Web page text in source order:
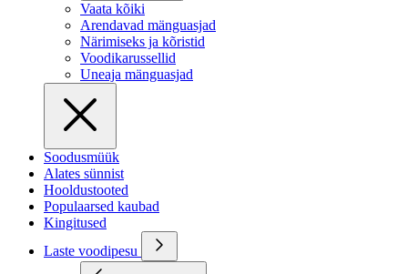
Vaata kõiki
Arendavad mänguasjad
Närimiseks ja kõristid
Voodikarussellid
Uneaja mänguasjad
Soodusmüük
Alates sünnist
Hooldustooted
Populaarsed kaubad
Kingitused
Laste voodipesu